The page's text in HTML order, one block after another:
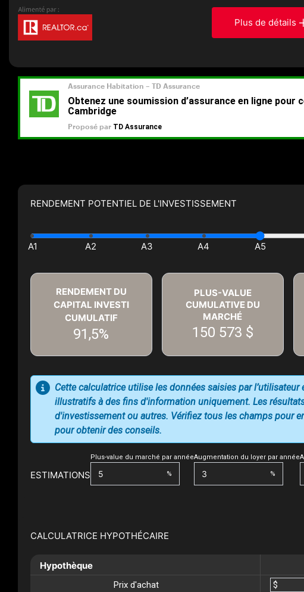
Plus de détails
RENDEMENT POTENTIEL DE L'INVESTISSEMENT
RENDEMENT DU
CAPITAL INVESTI
CUMULATIF
91,5%
PLUS-VALUE
CUMULATIVE DU
MARCHÉ
150 573 $
ESTIMATIONS
Plus-value du marché par année
%
Augmentation du loyer par année
%
Cette calculatrice utilise les données saisies par
illustratifs à des fins d'information uniquement. Les
d'investissement ou autres. Vérifiez tous les champs pour
pour obtenir des conseils.
CALCULATRICE HYPOTHÉCAIRE
Hypothèque
Prix d'achat $